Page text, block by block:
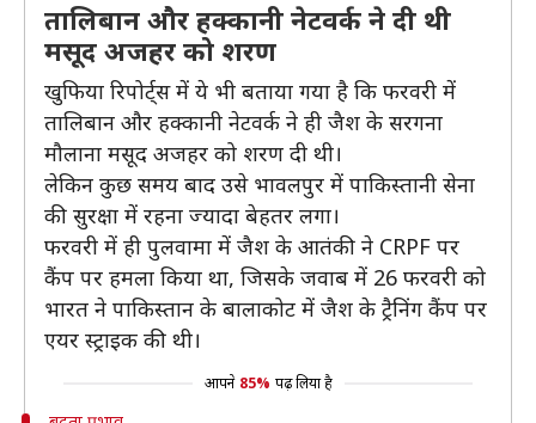
तालिबान और हक्कानी नेटवर्क ने दी थी
मसूद अजहर को शरण
खुफिया रिपोर्ट्स में ये भी बताया गया है कि फरवरी में
तालिबान और हक्कानी नेटवर्क ने ही जैश के सरगना
मौलाना मसूद अजहर को शरण दी थी।
लेकिन कुछ समय बाद उसे भावलपुर में पाकिस्तानी सेना
की सुरक्षा में रहना ज्यादा बेहतर लगा।
फरवरी में ही पुलवामा में जैश के आतंकी ने CRPF पर
कैंप पर हमला किया था, जिसके जवाब में 26 फरवरी को
भारत ने पाकिस्तान के बालाकोट में जैश के ट्रैनिंग कैंप पर
एयर स्ट्राइक की थी।
आपने 85% पढ़ लिया है